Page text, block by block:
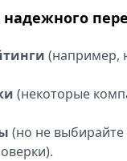
(например,
(некоторые
(но не